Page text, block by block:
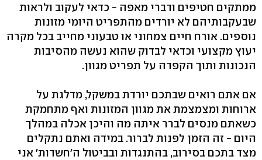
ממתקים חטיפים ודברי מאפה - כדאי לעקוב ולראות
שבעקבותיהם לא יורדים מהתפריט היומי מזונות
נוספים. אורח חיים צמחוני או טבעוני מחייב בכל מקרה
יעוץ מקצועי וכדאי לבדוק שהוא נעשה מהסיבות
הנכונות ותוך הקפדה על תפריט מגוון.
אם אתם רואים שבתכם יורדת במשקל, מדלגת על
ארוחות ומצמצמת את מגוון המזונות ואף מתחמקת
כשאתם מנסים לברר איתה מה והיכן אכלה במהלך
היום - זה הזמן לפנות לברור. במידה ואתם נתקלים
מצד בתכם בסירוב, בהתנגדות ובביטול ה'חשדות' אני